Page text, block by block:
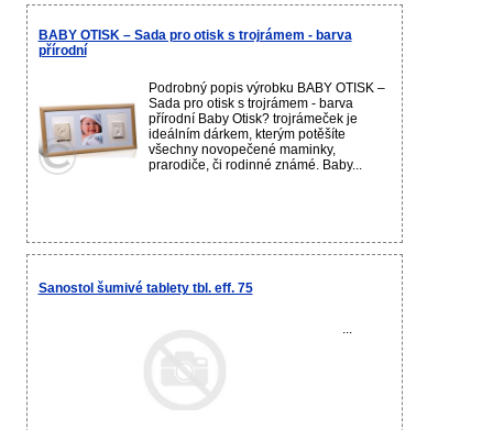
BABY OTISK – Sada pro otisk s trojrámem - barva
přírodní
Podrobný popis výrobku BABY OTISK –
Sada pro otisk s trojrámem - barva
přírodní Baby Otisk? trojrámeček je
ideálním dárkem, kterým potěšíte
všechny novopečené maminky,
prarodiče, či rodinné známé. Baby...
Sanostol šumivé tablety tbl. eff. 75
...